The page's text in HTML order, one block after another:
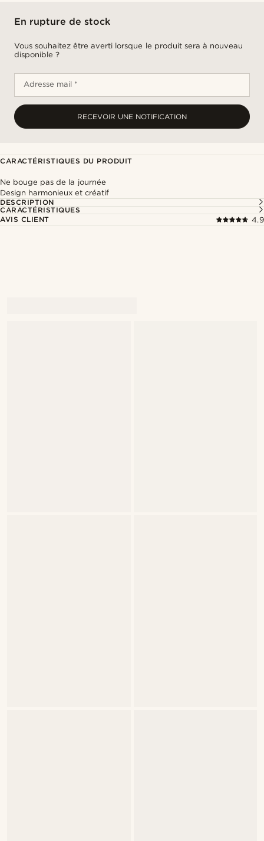
En rupture de stock
Vous souhaitez être averti lorsque le produit sera à nouveau
disponible ?
Adresse mail *
RECEVOIR UNE NOTIFICATION
CARACTÉRISTIQUES DU PRODUIT
Ne bouge pas de la journée
Design harmonieux et créatif
DESCRIPTION
CARACTÉRISTIQUES
AVIS CLIENT
4.9